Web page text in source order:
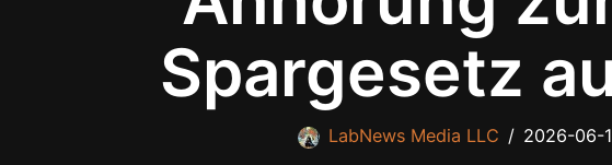
Spargesetz
LabNews Media LLC 2026-06-